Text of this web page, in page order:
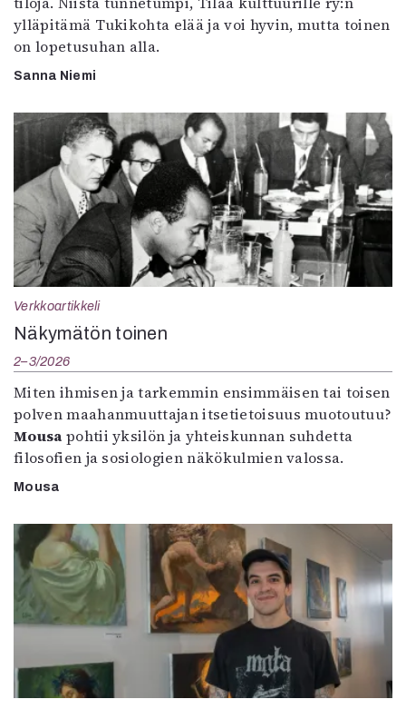
ylläpitämä Tukikohta elää ja voi hyvin, mutta toinen
on lopetusuhan alla.
Sanna Niemi
Verkkoartikkeli
Näkymätön toinen
2–3/2026
Miten ihmisen ja tarkemmin ensimmäisen tai toisen
polven maahanmuuttajan itsetietoisuus muotoutuu?
Mousa pohtii yksilön ja yhteiskunnan suhdetta
filosofien ja sosiologien näkökulmien valossa.
Mousa